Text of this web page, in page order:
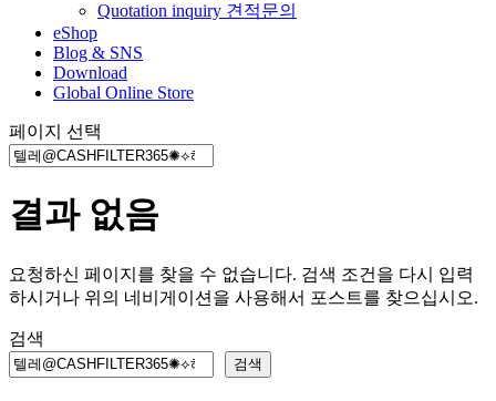
Quotation inquiry 견적문의
eShop
Blog & SNS
Download
Global Online Store
페이지 선택
결과 없음
요청하신 페이지를 찾을 수 없습니다. 검색 조건을 다시 입력
하시거나 위의 네비게이션을 사용해서 포스트를 찾으십시오.
검색
검색